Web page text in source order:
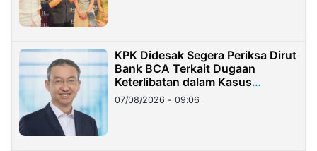
KPK Didesak Segera Periksa Dirut
Bank BCA Terkait Dugaan
Keterlibatan dalam Kasus
Hilangnya Dana Nasabah Rp2,58
Miliar
07/08/2026 - 09:06